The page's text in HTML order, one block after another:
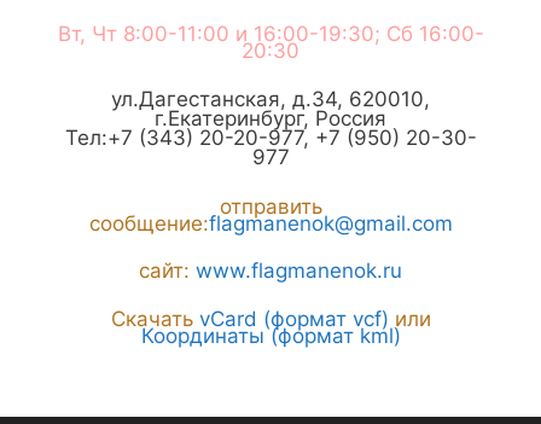
Вт, Чт 8:00-11:00 и 16:00-19:30; Сб 16:00-
20:30
ул.Дагестанская, д.34, 620010,
г.Екатеринбург, Россия
Тел:+7 (343) 20-20-977, +7 (950) 20-30-
977
отправить
сообщение:flagmanenok@gmail.com
сайт: www.flagmanenok.ru
Скачать vCard (формат vcf) или
Координаты (формат kml)